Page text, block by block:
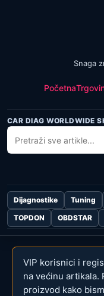
Snaga
Početna
CAR DIAG WORLDWIDE
Dijagnostike Tuning
TOPDON
OBDSTAR
Skip to
VIP korisnici i
na većinu artikala.
proizvod kako